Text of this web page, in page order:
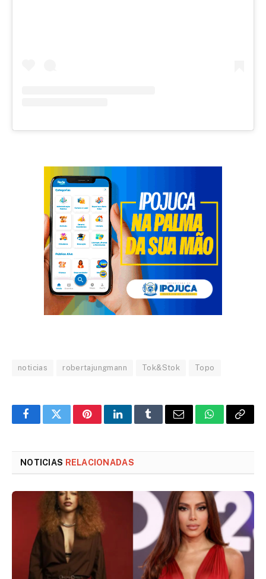
noticias robertajungmann Tok&Stok Topo
FacebookTwitterPinterestLinkedInTumblrEmail WhatsApp
Copy
NOTICIAS RELACIONADAS